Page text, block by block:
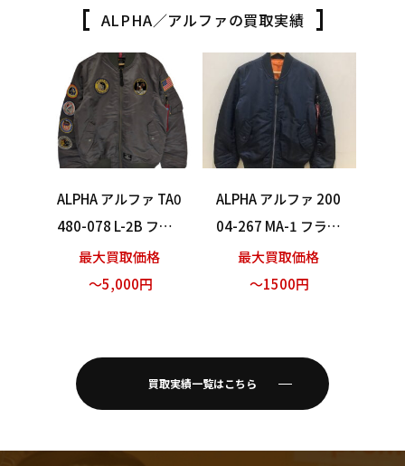
ALPHA／アルファの買取実績
ALPHA アルファ TA0
480-078 L-2B フラ
イトジャケット APO
LLO GEN II アポロ グ
最大買取価格
～5,000円
ALPHA アルファ 200
04-267 MA-1 フライ
トジャケット ネイビ
ーMサイズ
最大買取価格
～1500円
買取実績一覧はこちら